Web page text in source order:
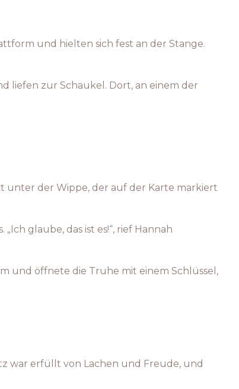
und hielten sich fest an der Stange.
liefen zur Schaukel. Dort, an einem der
unter der Wippe, der auf der Karte markiert
glaube, das ist es!“, rief Hannah
und öffnete die Truhe mit einem Schlüssel,
war erfüllt von Lachen und Freude, und